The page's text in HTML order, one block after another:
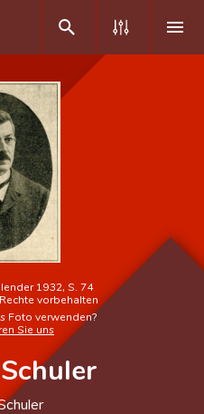
1932, S. 74
vorbehalten
Foto verwenden?
Sie uns